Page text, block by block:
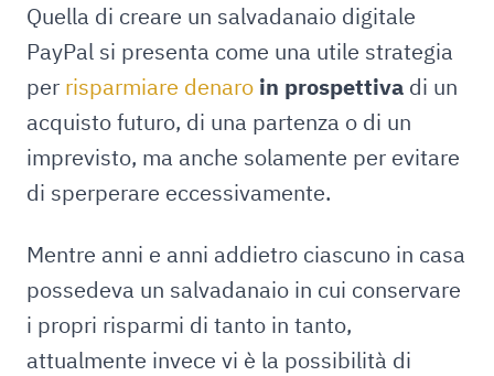
Quella di creare un salvadanaio digitale
PayPal si presenta come una utile strategia
per risparmiare denaro in prospettiva di un
acquisto futuro, di una partenza o di un
imprevisto, ma anche solamente per evitare
di sperperare eccessivamente.
Mentre anni e anni addietro ciascuno in casa
possedeva un salvadanaio in cui conservare
i propri risparmi di tanto in tanto,
attualmente invece vi è la possibilità di